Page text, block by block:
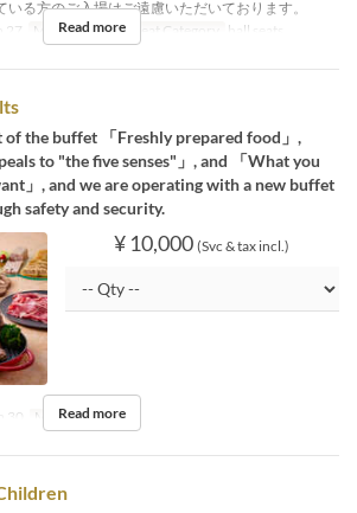
る方のご入場はご遠慮いただいております。
27 Meals Dinner Seat Category hall seats
Read more
of the buffet 「Freshly prepared food」,
to "the five senses"」, and 「What you
」, and we are operating with a new buffet
safety and security.
¥ 10,000 (Svc & tax incl.)
30 Meals Dinner
Read more